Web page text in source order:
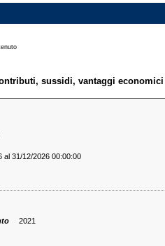
sussidi, vantaggi economici
al 31/12/2026 00:00:00
2021